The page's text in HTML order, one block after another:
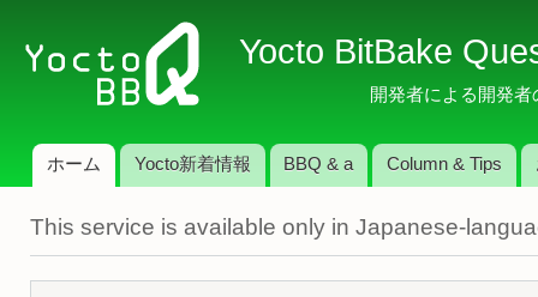
イ
コ
テ
ツ
に
移
Yocto BitBake
開発者による開発
メインメニュー
ホーム Yocto新着情報 BBQ & a Column & Tips
This service is available only in Japanese-